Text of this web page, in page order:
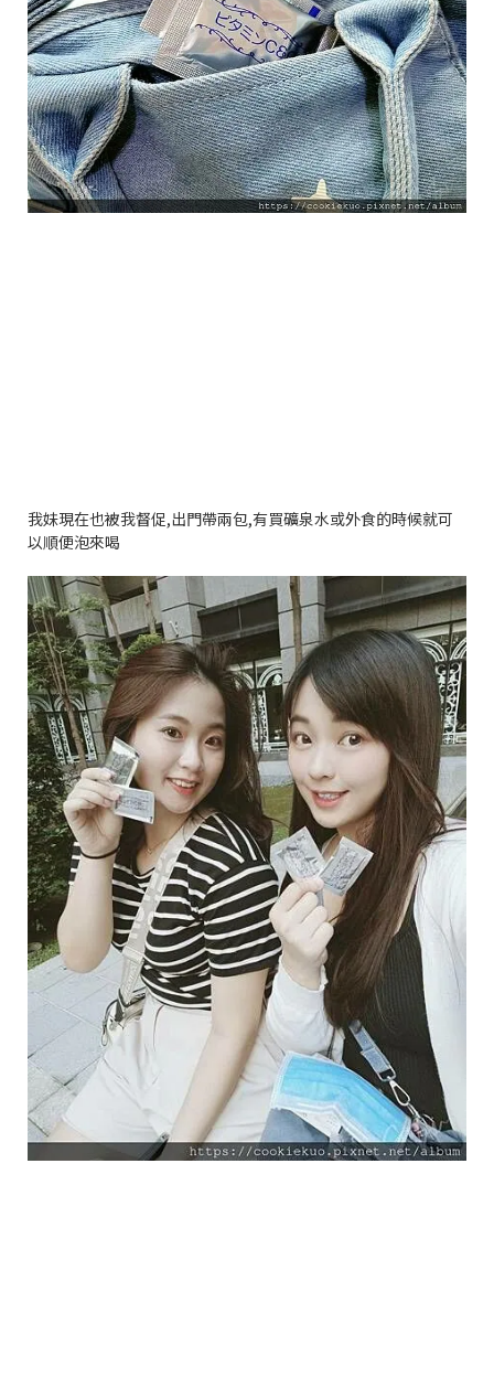
我妹現在也被我督促,出門帶兩包,有買礦泉水或外食的時候就可
以順便泡來喝